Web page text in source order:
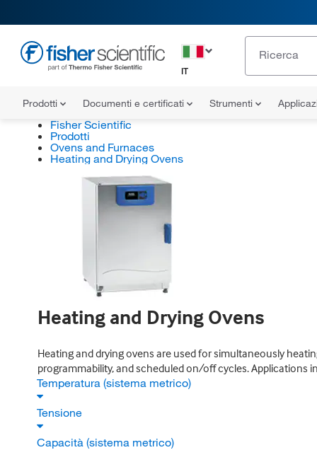
IT
Prodotti Documenti e certificati Strumenti
Fisher Scientific
Prodotti
Ovens and Furnaces
Heating and Drying Ovens
Heating and Drying Ovens
Heating and drying ovens are used for simultaneously
programmability, and scheduled on/off cycles. Applications
Temperatura (sistema metrico)
Tensione
Capacità (sistema metrico)